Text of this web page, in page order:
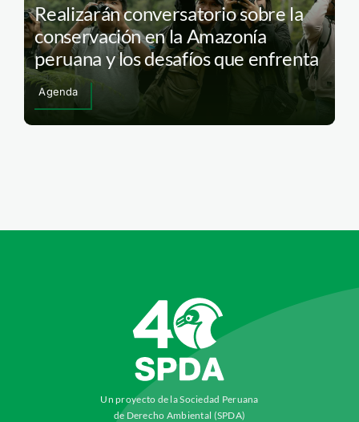
Realizarán conversatorio sobre la
conservación en la Amazonía
peruana y los desafíos que enfrenta
Agenda
Un proyecto de la Sociedad Peruana
de Derecho Ambiental (SPDA)